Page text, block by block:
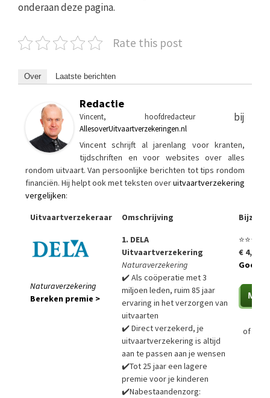
onderaan deze pagina.
Rate this post
Over Laatste berichten
Redactie
Vincent, hoofdredacteurbij
AllesoverUitvaartverzekeringen.nl
Vincent schrijft al jarenlang voor kranten,
tijdschriften en voor websites over alles
rondom uitvaart. Van persoonlijke berichten tot tips rondom
financiën. Hij helpt ook met teksten overuitvaartverzekering
vergelijken:
Uitvaartverzekeraar
Omschrijving
Naturaverzekering
Bereken premie >
1. DELA
Uitvaartverzekering
Naturaverzekering
✔️ Als coöperatie met 3
miljoen leden, ruim 85 jaar
ervaring in het verzorgen van
uitvaarten
✔️ Direct verzekerd, je
uitvaartverzekering is altijd
aan te passen aan je wensen
✔️Tot 25 jaar een lagere
premie voor je kinderen
✔️Nabestaandenzorg:
⭐⭐⭐⭐⭐
€ 4,99
of